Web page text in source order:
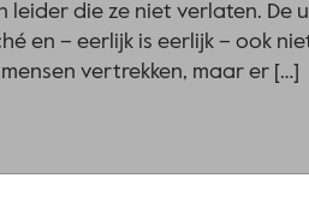
die ze niet verlaten. De
en – eerlijk is eerlijk – ook
vertrekken, maar er […]